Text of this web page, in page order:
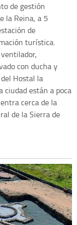
de gestión
la Reina, a 5
de
turística.
con ducha y
Hostal la
ciudad están a poca
cerca de la
de la Sierra de